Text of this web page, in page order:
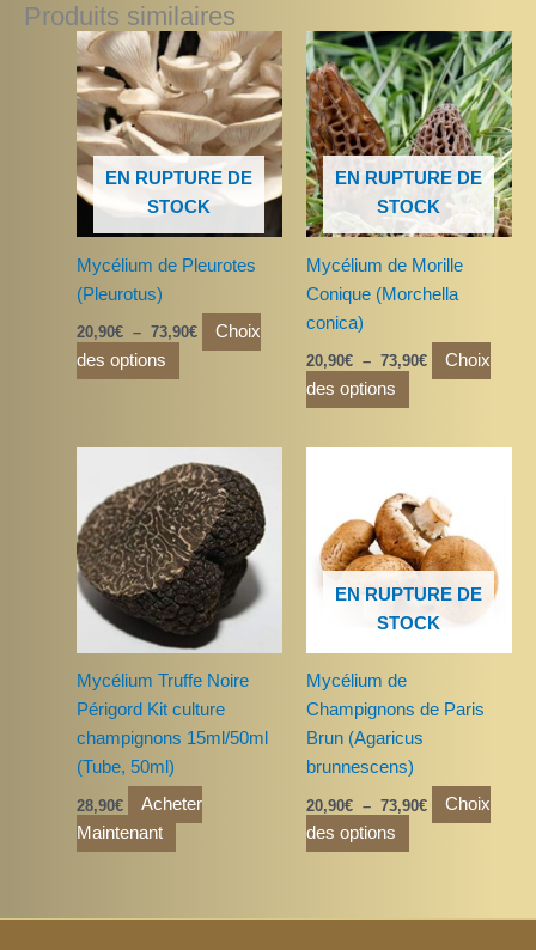
Produits similaires
EN RUPTURE DE
STOCK
Mycélium de Pleurotes
(Pleurotus)
20,90€ – 73,90€
Plage
de
prix :
20,90€
à
73,90€
Choix
des options
Ce
produit
a
plusieurs
variations.
Les
options
être
sur
produit
EN RUPTURE DE
STOCK
Mycélium de Morille
Conique (Morchella
conica)
20,90€ – 73,90€
Plage
de
prix :
20,90€
à
73,90€
Choix
des options
Ce
produit
a
plusieurs
variations.
Les
options
être
choisies
la
produit
Mycélium Truffe Noire
Périgord Kit culture
champignons 15ml/50ml
(Tube, 50ml)
28,90€
Acheter
Maintenant
EN RUPTURE DE
STOCK
Mycélium de
Champignons de Paris
Brun (Agaricus
brunnescens)
20,90€ – 73,90€
prix :
20,90€
à
73,90€
Choix
des options
a
plusieurs
variations.
Les
options
choisies
sur
la
page